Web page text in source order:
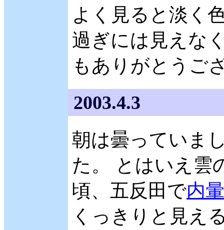
よく見ると淡く
過ぎには見えな
もありがとうご
2003.4.3
朝は曇っていま
た。 とはいえ雲
頃、五反田で内暈
くっきりと見え